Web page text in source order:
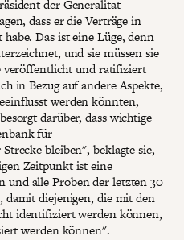
der Generalitat
dass er die Verträge in
Das ist eine Lüge, denn
und sie müssen sie
veröffentlicht und ratifiziert
in Bezug auf andere Aspekte,
werden könnten,
darüber, dass wichtige
für
bleiben", beklagte sie,
Zeitpunkt ist eine
und alle Proben der letzten 30
damit diejenigen, die mit den
identifiziert werden können,
werden können".